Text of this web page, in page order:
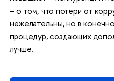
– о том, что потери от
нежелательны, но в
процедур, создающих
лучше.